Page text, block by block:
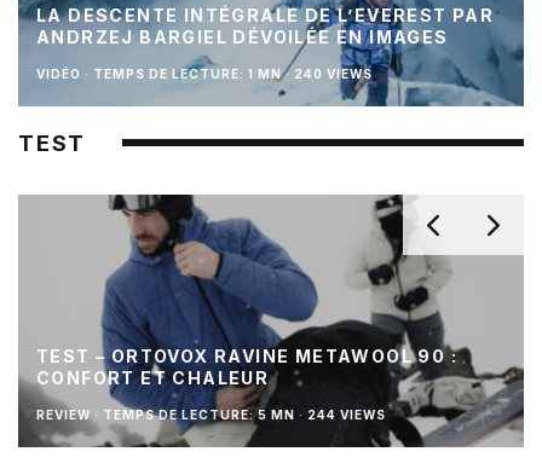
LA DESCENTE INTÉGRALE DE L’EVEREST PAR
ANDRZEJ BARGIEL DÉVOILÉE EN IMAGES
VIDÉO · TEMPS DE LECTURE: 1 MN · 240 VIEWS
TEST
TEST – ORTOVOX RAVINE METAWOOL 90 :
CONFORT ET CHALEUR
REVIEW · TEMPS DE LECTURE: 5 MN · 244 VIEWS